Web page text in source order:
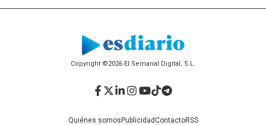
Copyright ©2026 El Semanal Digital, S.L.
Quiénes somosPublicidadContactoRSS
Facebook
Twitter
LinkedIn
Instagram
YouTube
TikTok
Telegram